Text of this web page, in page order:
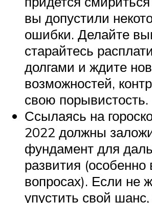
вы допустили
ошибки. Делайте
старайтесь
долгами и ждите
возможностей,
свою порывистость.
Ссылаясь на
2022 должны
фундамент для
развития
вопросах). Если не
упустить свой